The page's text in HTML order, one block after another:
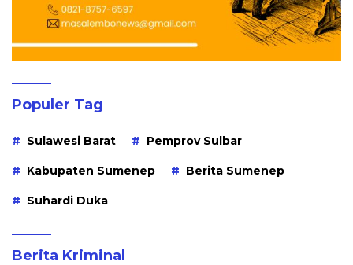
Populer Tag
Sulawesi Barat Pemprov Sulbar
Kabupaten Sumenep Berita Sumenep
Suhardi Duka
Berita Kriminal